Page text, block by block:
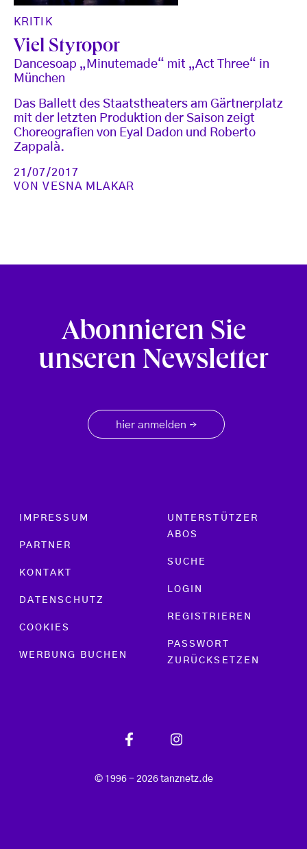
KRITIK
Viel Styropor
Dancesoap „Minutemade“ mit „Act Three“ in
München
Das Ballett des Staatstheaters am Gärtnerplatz
mit der letzten Produktion der Saison zeigt
Choreografien von Eyal Dadon und Roberto
Zappalà.
21/07/2017
VONVESNA MLAKAR
Abonnieren Sie
unseren Newsletter
hier anmelden →
Footer menu
IMPRESSUM
PARTNER
KONTAKT
DATENSCHUTZ
COOKIES
WERBUNG BUCHEN
UNTERSTÜTZER
ABOS
SUCHE
LOGIN
REGISTRIEREN
PASSWORT
ZURÜCKSETZEN
© 1996 - 2026 tanznetz.de